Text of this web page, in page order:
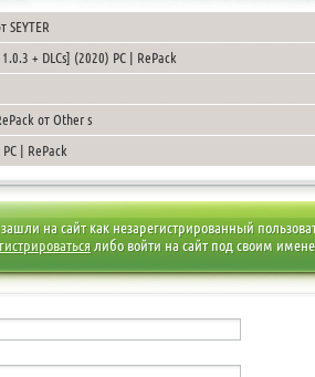
SEYTER
+ DLCs] (2020) PC | RePack
от Other s
| RePack
на сайт как незарегистрированный
либо войти на сайт под своим